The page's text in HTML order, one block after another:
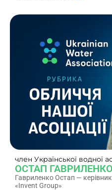
член Української водної
ОСТАП ГАВРИЛЕНКО
Гавриленко Остап —
«Invent Group»